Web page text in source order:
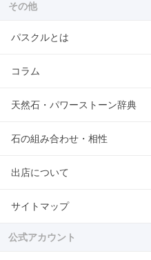
その他
パスクルとは
コラム
天然石・パワーストーン辞典
石の組み合わせ・相性
出店について
サイトマップ
公式アカウント